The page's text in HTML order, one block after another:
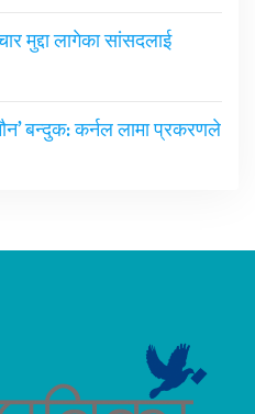
मुद्दा लागेका सांसदलाई
बन्दुक: कर्नल लामा प्रकरणले